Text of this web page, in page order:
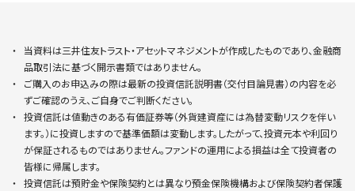
機関投資家の皆様
English
会社情報 採用情報
お問い合わせ よくあるご質問
当資料は三井住友トラスト・アセットマネジメントが作成したものであり、金融商
品取引法に基づく開示書類ではありません。
ご購入のお申込みの際は最新の投資信託説明書（交付目論見書）の内容を必
ずご確認のうえ、ご自身でご判断ください。
投資信託は値動きのある有価証券等（外貨建資産には為替変動リスクを伴い
ます。）に投資しますので基準価額は変動します。したがって、投資元本や利回り
が保証されるものではありません。ファンドの運用による損益は全て投資者の
皆様に帰属します。
投資信託は預貯金や保険契約とは異なり預金保険機構および保険契約者保護